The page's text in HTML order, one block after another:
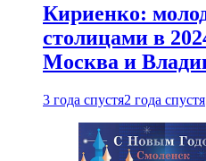
Кириенко:
столицами в
Москва и
3 года спустя2 года спустя